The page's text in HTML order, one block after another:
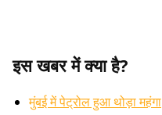
इस खबर में क्या है?
मुंबई में पेट्रोल हुआ थोड़ा महंगा